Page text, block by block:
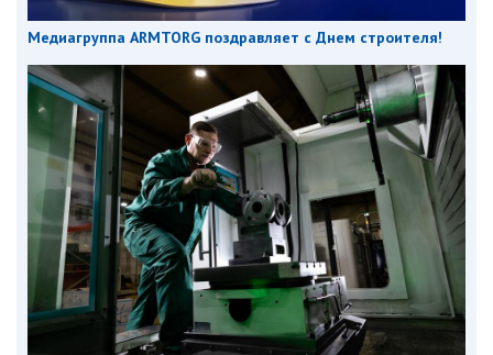
Медиагруппа ARMTORG поздравляет с Днем строителя!